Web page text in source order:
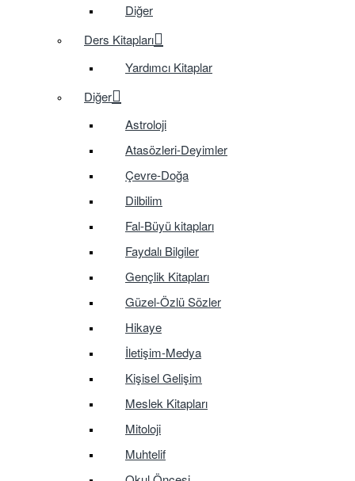
Diğer
Ders Kitapları
Yardımcı Kitaplar
Diğer
Astroloji
Atasözleri-Deyimler
Çevre-Doğa
Dilbilim
Fal-Büyü kitapları
Faydalı Bilgiler
Gençlik Kitapları
Güzel-Özlü Sözler
Hikaye
İletişim-Medya
Kişisel Gelişim
Meslek Kitapları
Mitoloji
Muhtelif